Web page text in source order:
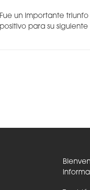
Fue un importante
positivo para su